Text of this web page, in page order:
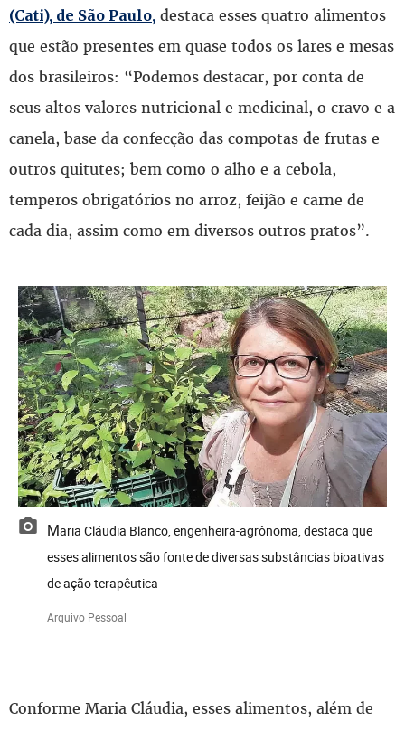
(Cati), de São Paulo, destaca esses quatro alimentos
que estão presentes em quase todos os lares e mesas
dos brasileiros: “Podemos destacar, por conta de
seus altos valores nutricional e medicinal, o cravo e a
canela, base da confecção das compotas de frutas e
outros quitutes; bem como o alho e a cebola,
temperos obrigatórios no arroz, feijão e carne de
cada dia, assim como em diversos outros pratos”.
Maria Cláudia Blanco, engenheira-agrônoma, destaca que
esses alimentos são fonte de diversas substâncias bioativas
de ação terapêutica
Arquivo Pessoal
Conforme Maria Cláudia, esses alimentos, além de